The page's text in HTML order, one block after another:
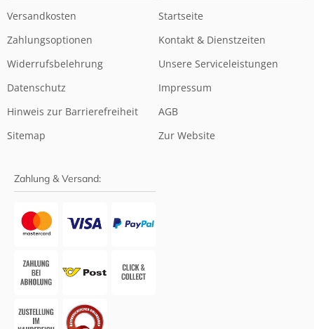
Versandkosten
Zahlungsoptionen
Widerrufsbelehrung
Datenschutz
Hinweis zur Barrierefreiheit
Sitemap
Startseite
Kontakt & Dienstzeiten
Unsere Serviceleistungen
Impressum
AGB
Zur Website
Zahlung & Versand: